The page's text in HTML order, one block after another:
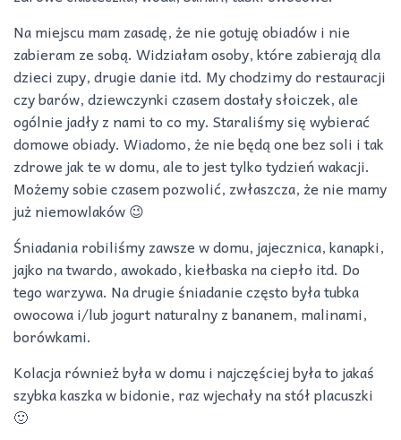
Na miejscu mam zasadę, że nie gotuję obiadów i nie
zabieram ze sobą. Widziałam osoby, które zabierają dla
dzieci zupy, drugie danie itd. My chodzimy do restauracji
czy barów, dziewczynki czasem dostały słoiczek, ale
ogólnie jadły z nami to co my. Staraliśmy się wybierać
domowe obiady. Wiadomo, że nie będą one bez soli i tak
zdrowe jak te w domu, ale to jest tylko tydzień wakacji.
Możemy sobie czasem pozwolić, zwłaszcza, że nie mamy
już niemowlaków 😉
Śniadania robiliśmy zawsze w domu, jajecznica, kanapki,
jajko na twardo, awokado, kiełbaska na ciepło itd. Do
tego warzywa. Na drugie śniadanie często była tubka
owocowa i/lub jogurt naturalny z bananem, malinami,
borówkami.
Kolacja również była w domu i najczęściej była to jakaś
szybka kaszka w bidonie, raz wjechały na stół placuszki
🙂